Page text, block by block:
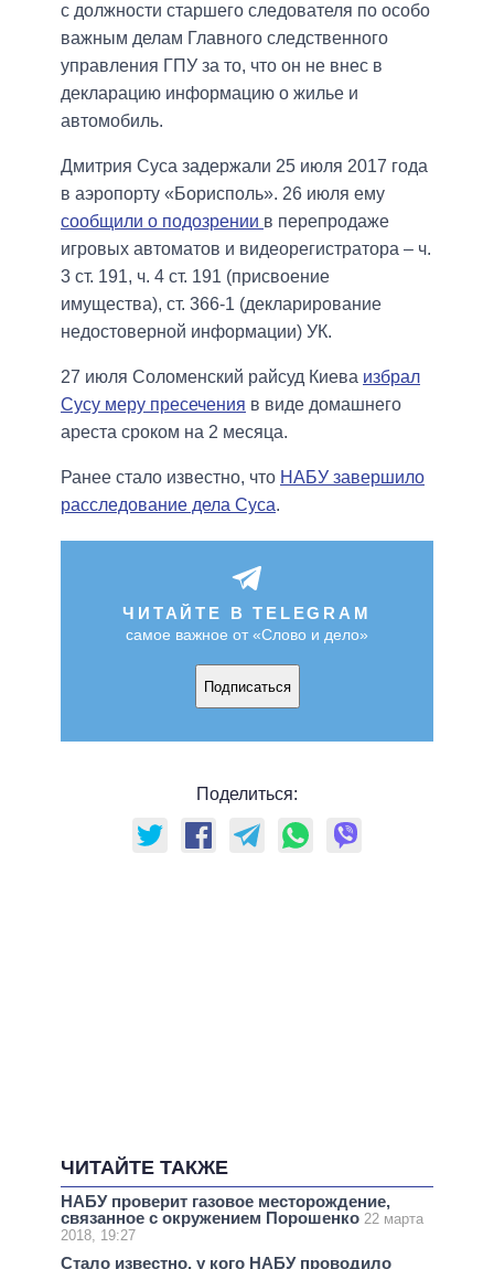
с должности старшего следователя по особо
важным делам Главного следственного
управления ГПУ за то, что он не внес в
декларацию информацию о жилье и
автомобиль.
Дмитрия Суса задержали 25 июля 2017 года
в аэропорту «Борисполь». 26 июля ему
сообщили о подозрении в перепродаже
игровых автоматов и видеорегистратора – ч.
3 ст. 191, ч. 4 ст. 191 (присвоение
имущества), ст. 366-1 (декларирование
недостоверной информации) УК.
27 июля Соломенский райсуд Киева избрал
Сусу меру пресечения в виде домашнего
ареста сроком на 2 месяца.
Ранее стало известно, что НАБУ завершило
расследование дела Суса.
ЧИТАЙТЕ В TELEGRAM
самое важное от «Слово и дело»
Подписаться
Поделиться:
ЧИТАЙТЕ ТАКЖЕ
НАБУ проверит газовое месторождение,
связанное с окружением Порошенко 22 марта
2018, 19:27
Стало известно, у кого НАБУ проводило